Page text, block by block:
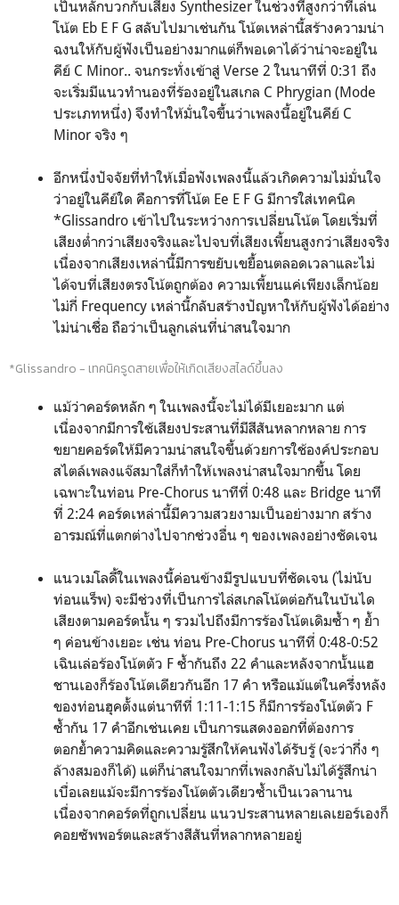
เป็นหลักบวกกับเสียง Synthesizer ในช่วงที่สูงกว่าที่เล่น
โน้ต Eb E F G สลับไปมาเช่นกัน โน้ตเหล่านี้สร้างความน่า
ฉงนให้กับผู้ฟังเป็นอย่างมากแต่ก็พอเดาได้ว่าน่าจะอยู่ใน
คีย์ C Minor.. จนกระทั่งเข้าสู่ Verse 2 ในนาทีที่ 0:31 ถึง
จะเริ่มมีแนวทำนองที่ร้องอยู่ในสเกล C Phrygian (Mode
ประเภทหนึ่ง) จึงทำให้มั่นใจขึ้นว่าเพลงนี้อยู่ในคีย์ C
Minor จริง ๆ
อีกหนึ่งปัจจัยที่ทำให้เมื่อฟังเพลงนี้แล้วเกิดความไม่มั่นใจ
ว่าอยู่ในคีย์ใด คือการที่โน้ต Ee E F G มีการใส่เทคนิค
*Glissandro เข้าไปในระหว่างการเปลี่ยนโน้ต โดยเริ่มที่
เสียงต่ำกว่าเสียงจริงและไปจบที่เสียงเพี้ยนสูงกว่าเสียงจริง
เนื่องจากเสียงเหล่านี้มีการขยับเขยื้อนตลอดเวลาและไม่
ได้จบที่เสียงตรงโน้ตถูกต้อง ความเพี้ยนแค่เพียงเล็กน้อย
ไม่กี่ Frequency เหล่านี้กลับสร้างปัญหาให้กับผู้ฟังได้อย่าง
ไม่น่าเชื่อ ถือว่าเป็นลูกเล่นที่น่าสนใจมาก
*Glissandro - เทคนิครูดสายเพื่อให้เกิดเสียงสไลด์ขึ้นลง
แม้ว่าคอร์ดหลัก ๆ ในเพลงนี้จะไม่ได้มีเยอะมาก แต่
เนื่องจากมีการใช้เสียงประสานที่มีสีสันหลากหลาย การ
ขยายคอร์ดให้มีความน่าสนใจขึ้นด้วยการใช้องค์ประกอบ
สไตล์เพลงแจ๊สมาใส่ก็ทำให้เพลงน่าสนใจมากขึ้น โดย
เฉพาะในท่อน Pre-Chorus นาทีที่ 0:48 และ Bridge นาที
ที่ 2:24 คอร์ดเหล่านี้มีความสวยงามเป็นอย่างมาก สร้าง
อารมณ์ที่แตกต่างไปจากช่วงอื่น ๆ ของเพลงอย่างชัดเจน
แนวเมโลดี้ในเพลงนี้ค่อนข้างมีรูปแบบที่ชัดเจน (ไม่นับ
ท่อนแร็พ) จะมีช่วงที่เป็นการไล่สเกลโน้ตต่อกันในบันได
เสียงตามคอร์ดนั้น ๆ รวมไปถึงมีการร้องโน้ตเดิมซ้ำ ๆ ย้ำ
ๆ ค่อนข้างเยอะ เช่น ท่อน Pre-Chorus นาทีที่ 0:48-0:52
เฉินเล่อร้องโน้ตตัว F ซ้ำกันถึง 22 คำและหลังจากนั้นแฮ
ชานเองก็ร้องโน้ตเดียวกันอีก 17 คำ หรือแม้แต่ในครึ่งหลัง
ของท่อนฮุคตั้งแต่นาทีที่ 1:11-1:15 ก็มีการร้องโน้ตตัว F
ซ้ำกัน 17 คำอีกเช่นเคย เป็นการแสดงออกที่ต้องการ
ตอกย้ำความคิดและความรู้สึกให้คนฟังได้รับรู้ (จะว่ากึ่ง ๆ
ล้างสมองก็ได้) แต่ก็น่าสนใจมากที่เพลงกลับไม่ได้รู้สึกน่า
เบื่อเลยแม้จะมีการร้องโน้ตตัวเดียวซ้ำเป็นเวลานาน
เนื่องจากคอร์ดที่ถูกเปลี่ยน แนวประสานหลายเลเยอร์เองก็
คอยซัพพอร์ตและสร้างสีสันที่หลากหลายอยู่